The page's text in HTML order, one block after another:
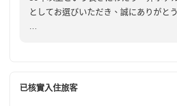
としてお選びいただき、誠にありがと
已核實入住旅客